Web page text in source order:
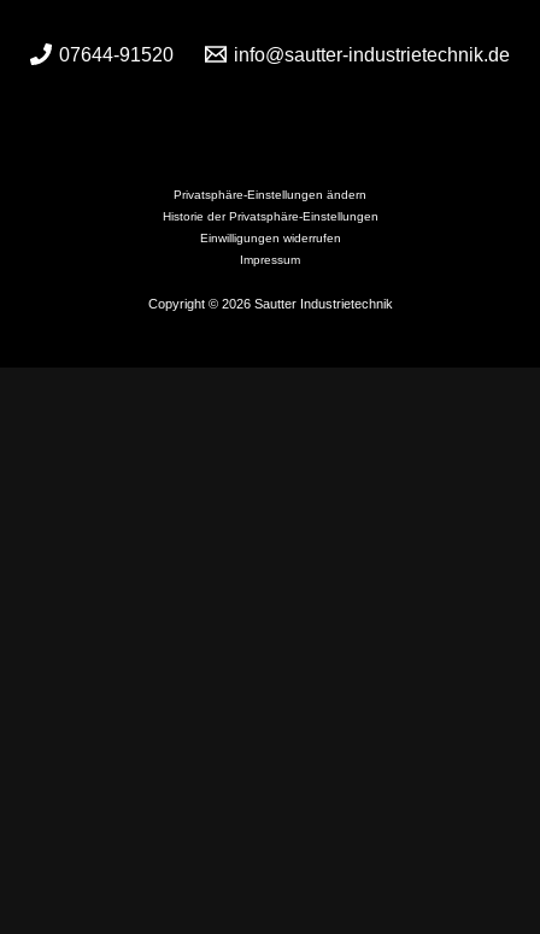
07644-91520 info@sautter-industrietechnik.de
Privatsphäre-Einstellungen ändern
Historie der Privatsphäre-Einstellungen
Einwilligungen widerrufen
Impressum
Copyright © 2026 Sautter Industrietechnik